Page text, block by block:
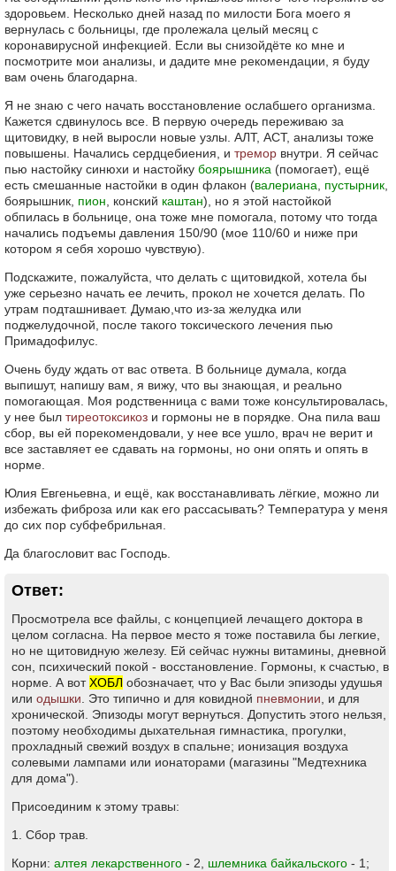
здоровьем. Несколько дней назад по милости Бога моего я
вернулась с больницы, где пролежала целый месяц с
коронавирусной инфекцией. Если вы снизойдёте ко мне и
посмотрите мои анализы, и дадите мне рекомендации, я буду
вам очень благодарна.
Я не знаю с чего начать восстановление ослабшего организма.
Кажется сдвинулось все. В первую очередь переживаю за
щитовидку, в ней выросли новые узлы. АЛТ, АСТ, анализы тоже
повышены. Начались сердцебиения, и тремор внутри. Я сейчас
пью настойку синюхи и настойку боярышника (помогает), ещё
есть смешанные настойки в один флакон (валериана пустырник
боярышник, пион , конский каштан), но я этой настойкой
обпилась в больнице, она тоже мне помогала, потому что тогда
начались подъемы давления 150/90 (мое 110/60 и ниже при
котором я себя хорошо чувствую).
Подскажите, пожалуйста, что делать с щитовидкой, хотела бы
уже серьезно начать ее лечить, прокол не хочется делать. По
утрам подташнивает. Думаю,что из-за желудка или
поджелудочной, после такого токсического лечения пью
Примадофилус.
Очень буду ждать от вас ответа. В больнице думала, когда
выпишут, напишу вам, я вижу, что вы знающая, и реально
помогающая. Моя родственница с вами тоже консультировалась,
у нее был тиреотоксикоз и гормоны не в порядке. Она пила ваш
сбор, вы ей порекомендовали, у нее все ушло, врач не верит и
все заставляет ее сдавать на гормоны, но они опять и опять в
норме.
Юлия Евгеньевна, и ещё, как восстанавливать лёгкие, можно ли
избежать фиброза или как его рассасывать? Температура у меня
до сих пор субфебрильная.
Да благословит вас Господь.
Ответ:
Просмотрела все файлы, с концепцией лечащего доктора в
целом согласна. На первое место я тоже поставила бы легкие,
но не щитовидную железу. Ей сейчас нужны витамины, дневной
сон, психический покой - восстановление. Гормоны, к счастью, в
норме. А вотХОБЛ обозначает, что у Вас были эпизоды удушья
или одышки . Это типично и для ковидной пневмонии , и для
хронической. Эпизоды могут вернуться. Допустить этого нельзя,
поэтому необходимы дыхательная гимнастика, прогулки,
прохладный свежий воздух в спальне; ионизация воздуха
солевыми лампами или ионаторами (магазины "Медтехника
для дома").
Присоединим к этому травы:
1. Сбор трав.
Корни: алтея лекарственного - 2, шлемника байкальского - 1;